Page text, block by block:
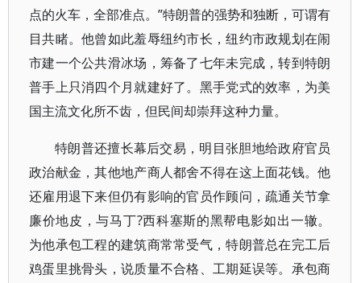
点的火车，全部准点。”特朗普的强势和独断，可谓有
目共睹。他曾如此羞辱纽约市长，纽约市政规划在闹
市建一个公共滑冰场，筹备了七年未完成，转到特朗
普手上只消四个月就建好了。黑手党式的效率，为美
国主流文化所不齿，但民间却崇拜这种力量。
特朗普还擅长幕后交易，明目张胆地给政府官员
政治献金，其他地产商人都舍不得在这上面花钱。他
还雇用退下来但仍有影响的官员作顾问，疏通关节拿
廉价地皮，与马丁?西科塞斯的黑帮电影如出一辙。
为他承包工程的建筑商常常受气，特朗普总在完工后
鸡蛋里挑骨头，说质量不合格、工期延误等。承包商